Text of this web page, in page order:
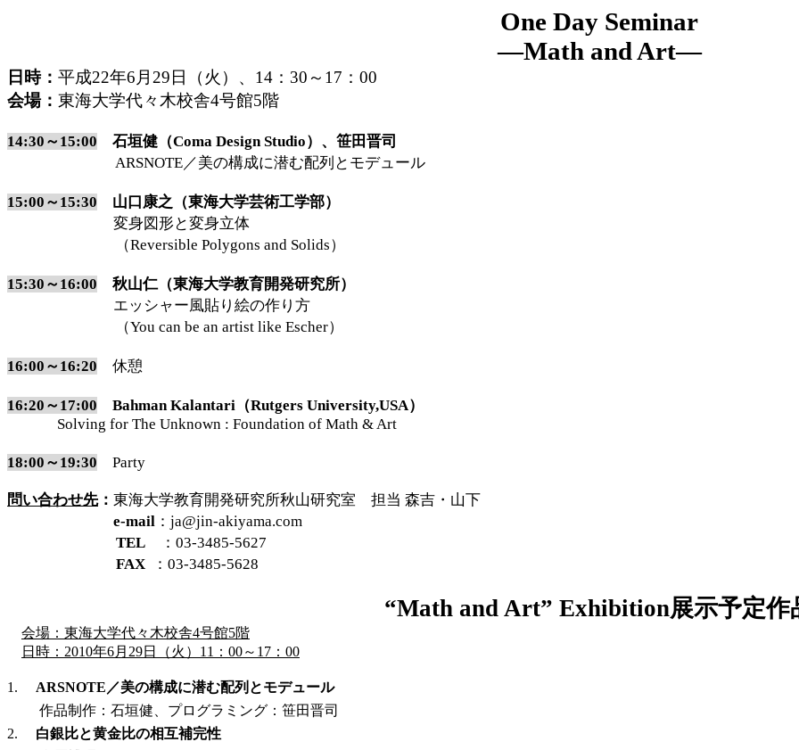
One Day Seminar
―Math and Art―
日時： 平成22年6 月 29 日（火）、 14 ： 30 ～ 17 ： 00
会場： 東海大学代々木校舎4号館5階
14:30～15:00 石垣健（Coma Design Studio）、笹田晋司
ARSNOTE／美の構成に潜む配列とモデュール
15:00～15:30
山口康之（東海大学芸術工学部）
変身図形と変身立体
（Reversible Polygons and Solids）
15:30～16:00
秋山仁（東海大学教育開発研究所）
エッシャー風貼り絵の作り方
（You can be an artist like Escher）
16:00～16:20 休憩
16:20～17:00
Bahman Kalantari（Rutgers University,USA）
Solving for The Unknown : Foundation of Math & Art
18:00～19:30 Party
問い合わせ先： 東海大学教育開発研究所秋山研究室 担当 森吉・山下
e-mail ： ja@jin-akiyama.com
TEL
： 03-3485-5627
FAX
： 03-3485-5628
“Math and Art” Exhibition展示予定作
会場：東海大学代々木校舎4号館5階
日時： 2010年6月 29日（火） 11 ： 00～ 17 ： 00
1. ARSNOTE ／美の構成に潜む配列とモデュール
作品制作：石垣健、プログラミング：笹田晋司
2.
白銀比と黄金比の相互補完性